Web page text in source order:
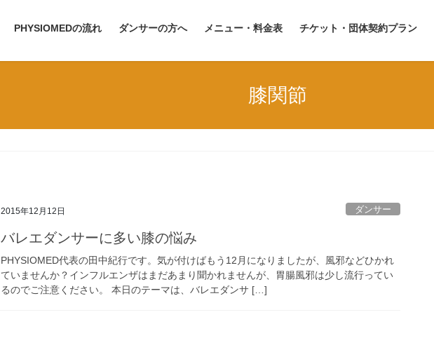
PHYSIOMEDの流れ ダンサーの方へ メニュー・料金表 チケット・団体契約プラン
膝関節
2015年12月12日 ダンサー
バレエダンサーに多い膝の悩み
PHYSIOMED代表の田中紀行です。気が付けばもう12月になりましたが、風邪などひかれ
ていませんか？インフルエンザはまだあまり聞かれませんが、胃腸風邪は少し流行ってい
るのでご注意ください。 本日のテーマは、バレエダンサ […]